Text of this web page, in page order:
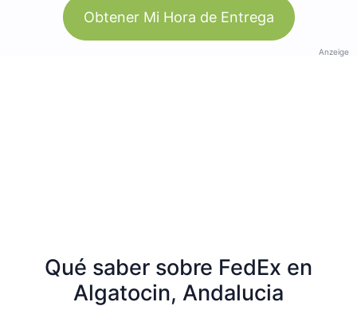
Obtener Mi Hora de Entrega
Anzeige
Qué saber sobre FedEx en
Algatocin, Andalucia